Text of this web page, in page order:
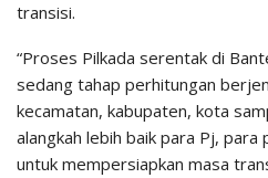
transisi.
“Proses Pilkada serentak di
sedang tahap perhitungan
kecamatan, kabupaten, kota
alangkah lebih baik para Pj,
untuk mempersiapkan masa